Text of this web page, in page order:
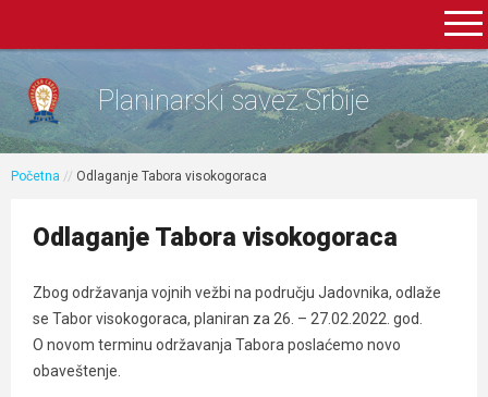
Planinarski savez Srbije
Početna // Odlaganje Tabora visokogoraca
Odlaganje Tabora visokogoraca
Zbog održavanja vojnih vežbi na području Jadovnika, odlaže
se Tabor visokogoraca, planiran za 26. – 27.02.2022. god.
O novom terminu održavanja Tabora poslaćemo novo
obaveštenje.